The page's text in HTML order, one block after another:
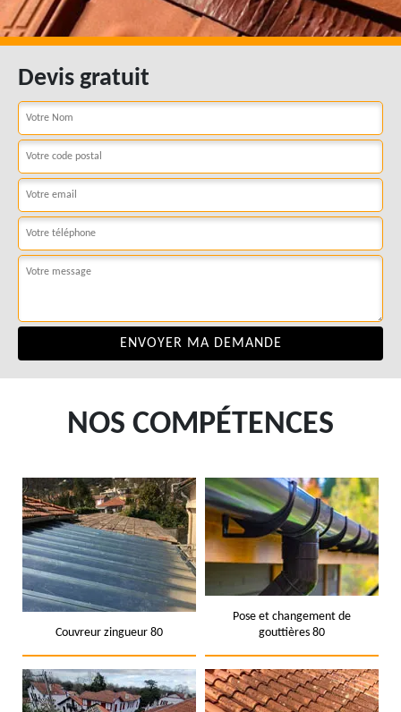
Devis gratuit
NOS COMPÉTENCES
Couvreur zingueur 80
Pose et changement de
gouttières 80